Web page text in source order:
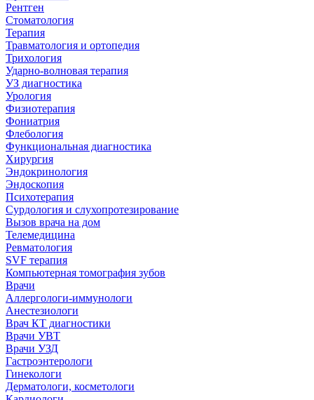
Рентген
Стоматология
Терапия
Травматология и ортопедия
Трихология
Ударно-волновая терапия
УЗ диагностика
Урология
Физиотерапия
Фониатрия
Флебология
Функциональная диагностика
Хирургия
Эндокринология
Эндоскопия
Психотерапия
Сурдология и слухопротезирование
Вызов врача на дом
Телемедицина
Ревматология
SVF терапия
Компьютерная томография зубов
Врачи
Аллергологи-иммунологи
Анестезиологи
Врач КТ диагностики
Врачи УВТ
Врачи УЗД
Гастроэнтерологи
Гинекологи
Дерматологи, косметологи